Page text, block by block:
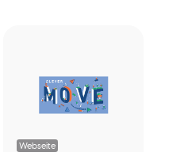
Webseite